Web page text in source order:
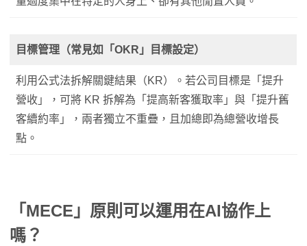
目標管理（常見如「OKR」目標設定）
利用公式法拆解關鍵結果（KR）。若公司目標是「提升
營收」，可將 KR 拆解為「提高新客獲取率」與「提升舊
客續約率」，兩者獨立不重疊，且加總即為總營收增長
點。
「MECE」原則可以運用在AI協作上
嗎？